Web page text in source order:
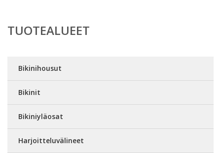
TUOTEALUEET
Bikinihousut
Bikinit
Bikiniyläosat
Harjoitteluvälineet